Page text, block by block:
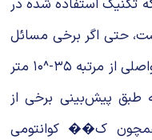
تکنیک استفاده شده در
حتی اگر برخی مسائل
آزمایشگاهی به آن اجازه کاوش در فواصلی از مرتبه ۳۵-^۱۰ متر
طبق پیش‌بینی برخی از
همچون ک�� کوانتومی